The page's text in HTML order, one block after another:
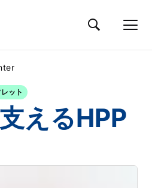
ット
えるHPP